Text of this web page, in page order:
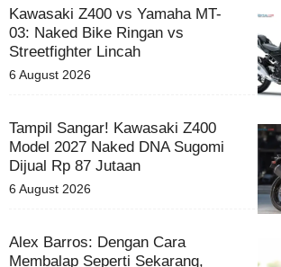
Kawasaki Z400 vs Yamaha MT-
03: Naked Bike Ringan vs
Streetfighter Lincah
6 August 2026
Tampil Sangar! Kawasaki Z400
Model 2027 Naked DNA Sugomi
Dijual Rp 87 Jutaan
6 August 2026
Alex Barros: Dengan Cara
Membalap Seperti Sekarang,